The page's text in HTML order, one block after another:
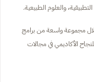
والعلوم الطبيعية.
مجموعة واسعة من برامج
الأكاديمي في مجالات